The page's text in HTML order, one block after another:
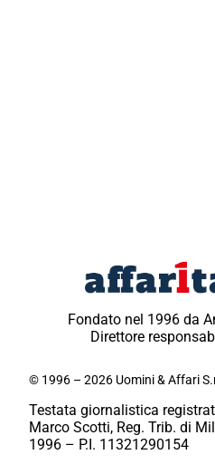
Fondato nel 1996 da
Direttore
© 1996 – 2026 Uomini & Affari
Testata giornalistica
Marco Scotti, Reg. Trib. di
1996 – P.I. 11321290154